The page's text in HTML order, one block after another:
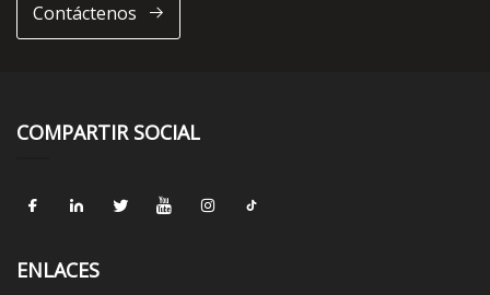
Contáctenos
COMPARTIR SOCIAL
ENLACES